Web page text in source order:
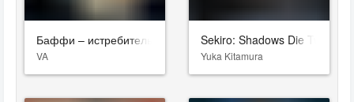
Баффи – истребительница вампиров
VA
Sekiro: Shadows Die Twice
Yuka Kitamura